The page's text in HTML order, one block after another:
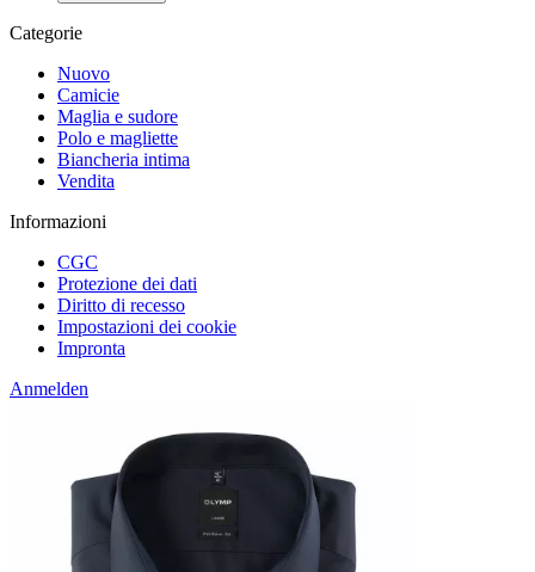
Categorie
Nuovo
Camicie
Maglia e sudore
Polo e magliette
Biancheria intima
Vendita
Informazioni
CGC
Protezione dei dati
Diritto di recesso
Impostazioni dei cookie
Impronta
Anmelden